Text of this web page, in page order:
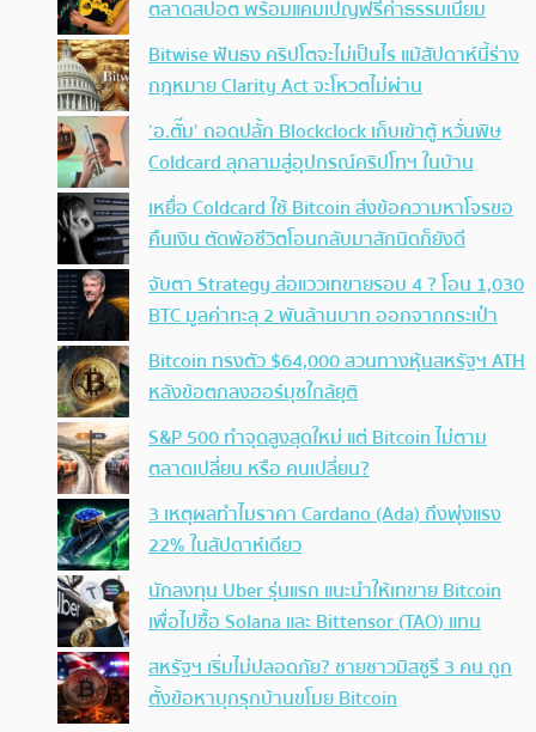
ตลาดสปอต พร้อมแคมเปญฟรีค่าธรรมเนียม
Bitwise ฟันธง คริปโตจะไม่เป็นไร แม้สัปดาห์นี้ร่าง
กฎหมาย Clarity Act จะโหวตไม่ผ่าน
‘อ.ตั๊ม’ ถอดปลั้ก Blockclock เก็บเข้าตู้ หวั่นพิษ
Coldcard ลุกลามสู่อุปกรณ์คริปโทฯ ในบ้าน
เหยื่อ Coldcard ใช้ Bitcoin ส่งข้อความหาโจรขอ
คืนเงิน ตัดพ้อชีวิตโอนกลับมาสักนิดก็ยังดี
จับตา Strategy ส่อแววเทขายรอบ 4 ? โอน 1,030
BTC มูลค่าทะลุ 2 พันล้านบาท ออกจากกระเป๋า
Bitcoin ทรงตัว $64,000 สวนทางหุ้นสหรัฐฯ ATH
หลังข้อตกลงฮอร์มุซใกล้ยุติ
S&P 500 ทำจุดสูงสุดใหม่ แต่ Bitcoin ไม่ตาม
ตลาดเปลี่ยน หรือ คนเปลี่ยน?
3 เหตุผลทำไมราคา Cardano (Ada) ถึงพุ่งแรง
22% ในสัปดาห์เดียว
นักลงทุน Uber รุ่นแรก แนะนำให้เทขาย Bitcoin
เพื่อไปซื้อ Solana และ Bittensor (TAO) แทน
สหรัฐฯ เริ่มไม่ปลอดภัย? ชายชาวมิสซูรี 3 คน ถูก
ตั้งข้อหาบุกรุกบ้านขโมย Bitcoin